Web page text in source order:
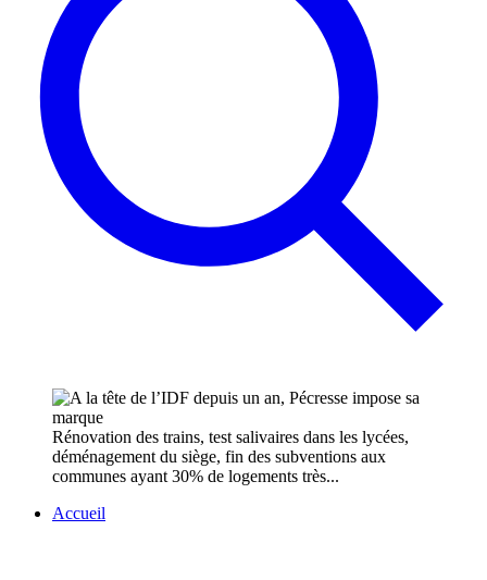
Rénovation des trains, test salivaires dans les lycées,
déménagement du siège, fin des subventions aux
communes ayant 30% de logements très...
Accueil